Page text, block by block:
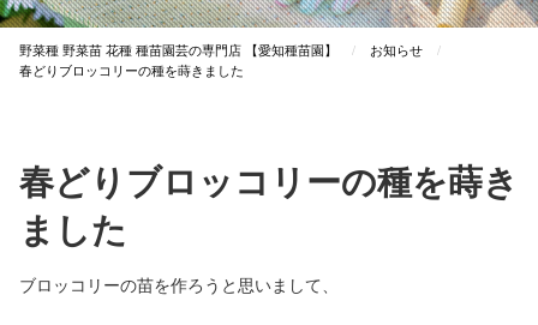
野菜種 野菜苗 花種 種苗園芸の専⾨店 【愛知種苗園】
お知らせ
春どりブロッコリーの種を蒔きました
春どりブロッコリーの種を蒔き
ました
ブロッコリーの苗を作ろうと思いまして、